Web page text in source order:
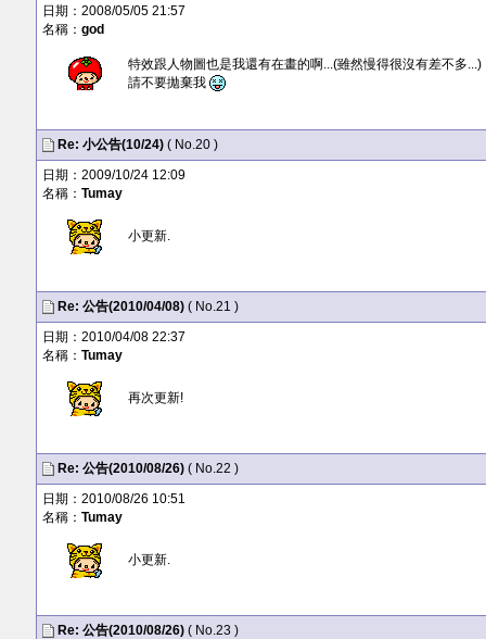
日期：2008/05/05 21:57
名稱： god
特效跟人物圖也是我還有在畫的啊...(雖然慢得很沒有差不多...)
請不要拋棄我
Re: 小公告(10/24) ( No.20 )
日期：2009/10/24 12:09
名稱： Tumay
小更新.
Re: 公告(2010/04/08) ( No.21 )
日期：2010/04/08 22:37
名稱： Tumay
再次更新!
Re: 公告(2010/08/26) ( No.22 )
日期：2010/08/26 10:51
名稱： Tumay
小更新.
Re: 公告(2010/08/26) ( No.23 )